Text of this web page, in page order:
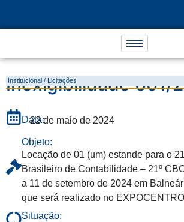
Inexigibilidade 001/
Institucional / Licitações
Data:
22 de maio de 2024
Objeto:
Locação de 01 (um) estande para o
Brasileiro de Contabilidade – 21º
a 11 de setembro de 2024 em
que será realizado no
Situação: